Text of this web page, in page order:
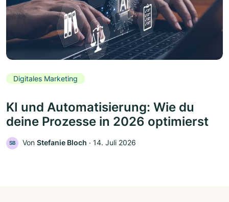
Digitales Marketing
KI und Automatisierung: Wie du
deine Prozesse in 2026 optimierst
SB Von Stefanie Bloch ‧ 14. Juli 2026